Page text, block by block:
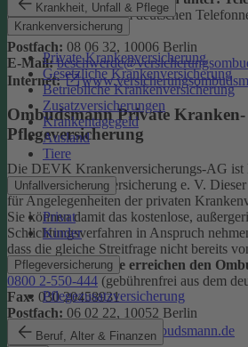
Krankheit, Unfall & Pflege
Krankenversicherung
Private Krankenversicherung
Gesetzliche Krankenversicherung
Betriebliche Krankenversicherung
Zusatzversicherungen
Krankentagegeld
Ausland
Tiere
Unfallversicherung
Privat
Kinder
Pflegeversicherung
Pflegezusatzversicherung
Beruf, Alter & Finanzen
(gebührenfrei aus dem deutschen
Fax:0800 3-699-000
Postfach: 08 06 32, 10006 Berlin
E-Mail:
Internet:
Ombudsmann Private
Pflegeversicherung
Die DEVK Krankenversicherungs-AG ist
privaten Krankenversicherung e. V.
für Angelegenheiten der privaten
Sie können damit das kostenlose,
Schlichtungsverfahren in Anspruch
dass die gleiche Streitfrage nicht bereits
wird oder wurde.Sie erreichen den
0800 2-550-444 (gebührenfrei aus dem
Fax: 030 20458931
Postfach: 06 02 22, 10052 Berlin
Internet:
www.pkv-ombudsmann.de